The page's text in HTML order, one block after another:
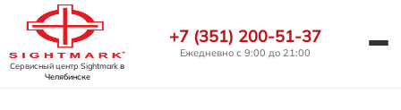
Сервисный центр Sightmarkв
Челябинске
+7 (351) 200-51-37
Ежедневно с 9:00 до 21:00